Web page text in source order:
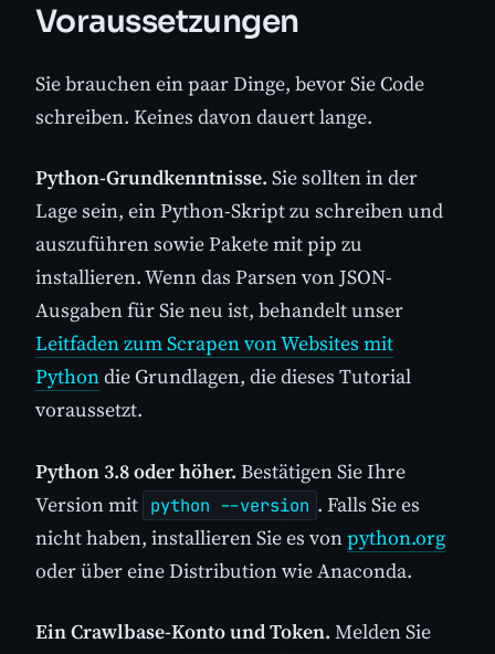
Voraussetzungen
Sie brauchen ein paar Dinge, bevor Sie Code
schreiben. Keines davon dauert lange.
Python-Grundkenntnisse. Sie sollten in der
Lage sein, ein Python-Skript zu schreiben und
auszuführen sowie Pakete mit pip zu
installieren. Wenn das Parsen von JSON-
Ausgaben für Sie neu ist, behandelt unser
Leitfaden zum Scrapen von Websites mit
Pythondie Grundlagen, die dieses Tutorial
voraussetzt.
Python 3.8 oder höher. Bestätigen Sie Ihre
Version mit python --version . Falls Sie es
nicht haben, installieren Sie es vonpython.org
oder über eine Distribution wie Anaconda.
Ein Crawlbase-Konto und Token. Melden Sie